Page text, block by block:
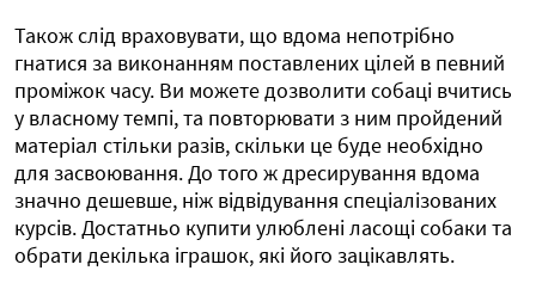
Також слід враховувати, що вдома непотрібно
гнатися за виконанням поставлених цілей в певний
проміжок часу. Ви можете дозволити собаці вчитись
у власному темпі, та повторювати з ним пройдений
матеріал стільки разів, скільки це буде необхідно
для засвоювання. До того ж дресирування вдома
значно дешевше, ніж відвідування спеціалізованих
курсів. Достатньо купити улюблені ласощі собаки та
обрати декілька іграшок, які його зацікавлять.